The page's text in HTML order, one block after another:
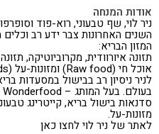
אודות המנחה
השנים האחרונות צבר ידע רב וכלים
המזון הבריא:
תזונה איורוודית, מקרוביוטיקה,
אוכל חי (Raw food) ומזונות-על (Superfoods) .
לניר ניסיון רב בבישול במסעדות
סדנאות בישול בריא, קייטרינג
מזונות-על.
לאתר של ניר לוי לחצו כאן